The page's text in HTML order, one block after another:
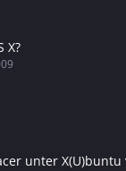
X?
unter